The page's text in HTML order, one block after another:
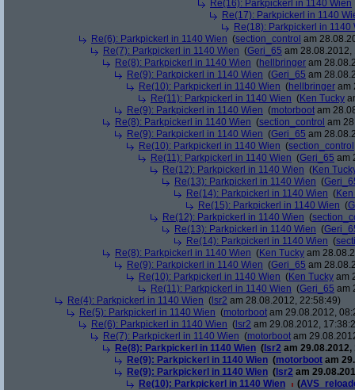
Re(16): Parkpickerl in 1140 Wien
Re(17): Parkpickerl in 1140
Re(18): Parkpickerl in 1140
Re(6): Parkpickerl in 1140 Wien (section_control am
Re(7): Parkpickerl in 1140 Wien (Geri_65 am 28.08.2012,
Re(8): Parkpickerl in 1140 Wien (hellbringer am
Re(9): Parkpickerl in 1140 Wien (Geri_65 am
Re(10): Parkpickerl in 1140 Wien (hellbringer am
Re(11): Parkpickerl in 1140 Wien (Ken Tucky
Re(9): Parkpickerl in 1140 Wien (motorboot am
Re(8): Parkpickerl in 1140 Wien (section_control am
Re(9): Parkpickerl in 1140 Wien (Geri_65 am
Re(10): Parkpickerl in 1140 Wien (section_control
Re(11): Parkpickerl in 1140 Wien (Geri_65 am
Re(12): Parkpickerl in 1140 Wien (Ken
Re(13): Parkpickerl in 1140 Wien (
Re(14): Parkpickerl in 1140 Wien (
Re(15): Parkpickerl in 1140 Wien (
Re(12): Parkpickerl in 1140 Wien (
Re(13): Parkpickerl in 1140 Wien (
Re(14): Parkpickerl in 1140 Wien (
Re(8): Parkpickerl in 1140 Wien (Ken Tucky am
Re(9): Parkpickerl in 1140 Wien (Geri_65 am
Re(10): Parkpickerl in 1140 Wien (Ken Tucky am
Re(11): Parkpickerl in 1140 Wien (Geri_65 am
Re(4): Parkpickerl in 1140 Wien ( lsr2 am 28.08.2012, 22:58:49)
Re(5): Parkpickerl in 1140 Wien (motorboot am 29.08.2012,
Re(6): Parkpickerl in 1140 Wien ( lsr2 am 29.08.2012,
Re(7): Parkpickerl in 1140 Wien (motorboot am
Re(8): Parkpickerl in 1140 Wien ( lsr2 am 29.08.2012,
Re(9): Parkpickerl in 1140 Wien (motorboot am
Re(9): Parkpickerl in 1140 Wien ( lsr2 am
Re(10): Parkpickerl in 1140 Wien
(